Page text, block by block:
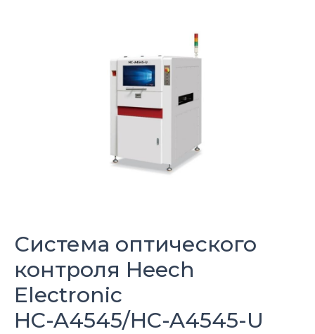
Система оптического
контроля Heech
Electronic
HC-A4545/HC-A4545-U